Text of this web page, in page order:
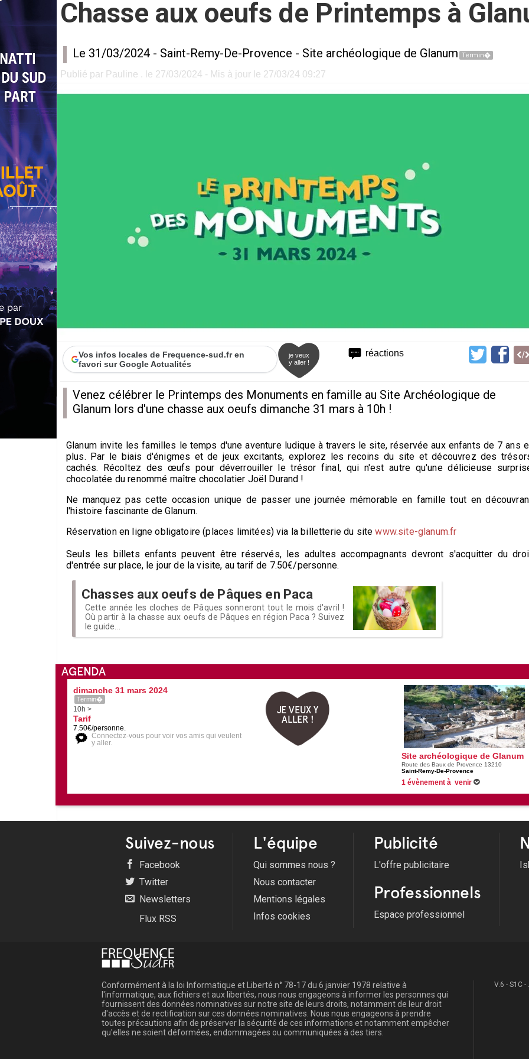
Chasse aux oeufs de Printemps à
Le 31/03/2024 - Saint-Remy-De-Provence - Site archéologique de Glanum Termin�
Publié par Pauline . le 27/03/2024 - Mis à jour le 27/03/24 09:27
réactions
Vos infos locales de Frequence-sud.fr en
favori sur Google Actualités
je veux
y aller !
Venez célébrer le Printemps des Monuments en famille au Site Archéologique de
Glanum lors d'une chasse aux oeufs dimanche 31 mars à 10h !
Glanum invite les familles le temps d'une aventure ludique à travers le site, réservée aux enfants de 7 ans
plus. Par le biais d'énigmes et de jeux excitants, explorez les recoins du site et découvrez des
cachés. Récoltez des œufs pour déverrouiller le trésor final, qui n'est autre qu'une délicieuse
chocolatée du renommé maître chocolatier Joël Durand !
Ne manquez pas cette occasion unique de passer une journée mémorable en famille tout en
l'histoire fascinante de Glanum.
Réservation en ligne obligatoire (places limitées) via la billetterie du sitewww.site-glanum.fr
Seuls les billets enfants peuvent être réservés, les adultes accompagnants devront s'acquitter du
d'entrée sur place, le jour de la visite, au tarif de 7.50€/personne.
Chasses aux oeufs de Pâques en Paca
Cette année les cloches de Pâques sonneront tout le mois d'avril !
Où partir à la chasse aux oeufs de Pâques en région Paca ? Suivez
le guide...
AGENDA
dimanche 31 mars 2024
Termin�
10h >
Tarif
7.50€/personne.
Connectez-vous pour voir vos amis qui veulent
y aller.
JE VEUX Y
ALLER !
Site archéologique de Glanum
Route des Baux de Provence 13210
Saint-Remy-De-Provence
1 évènement à venir
Suivez-nous
Facebook
Twitter
Newsletters
Flux RSS
L'équipe
Qui sommes nous ?
Nous contacter
Mentions légales
Infos cookies
Publicité
L'offre publicitaire
Professionnels
Espace professionnel
Conformément à la loi Informatique et Liberté n° 78-17 du 6 janvier 1978 relative à
l'informatique, aux fichiers et aux libertés, nous nous engageons à informer les personnes qui
fournissent des données nominatives sur notre site de leurs droits, notamment de leur droit
d'accès et de rectification sur ces données nominatives. Nous nous engageons à prendre
toutes précautions afin de préserver la sécurité de ces informations et notamment empêcher
qu'elles ne soient déformées, endommagées ou communiquées à des tiers.
V.6 - S1C